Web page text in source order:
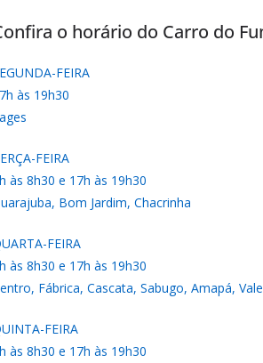
o horário do Carro do
FEIRA
às 19h30
FEIRA
às 8h30 e 17h às 19h30
Bom Jardim, Chacrinha
FEIRA
às 8h30 e 17h às 19h30
Fábrica, Cascata, Sabugo, Amapá,
FEIRA
às 8h30 e 17h às 19h30